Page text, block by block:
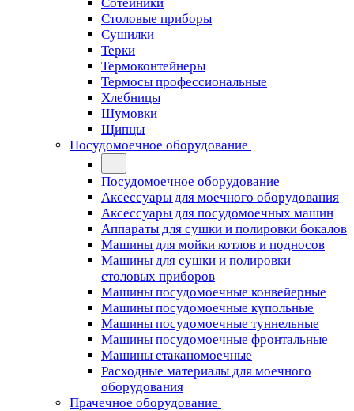
Столовые приборы
Сушилки
Терки
Термоконтейнеры
Термосы профессиональные
Хлебницы
Шумовки
Щипцы
Посудомоечное оборудование
Посудомоечное оборудование
Аксессуары для моечного оборудования
Аксессуары для посудомоечных машин
Аппараты для сушки и полировки бокалов
Машины для мойки котлов и подносов
Машины для сушки и полировки
столовых приборов
Машины посудомоечные конвейерные
Машины посудомоечные купольные
Машины посудомоечные туннельные
Машины посудомоечные фронтальные
Машины стаканомоечные
Расходные материалы для моечного
оборудования
Прачечное оборудование